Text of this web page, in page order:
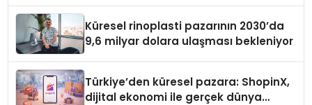
Küresel rinoplasti pazarının 2030’da
9,6 milyar dolara ulaşması bekleniyor
Türkiye’den küresel pazara: ShopinX,
dijital ekonomi ile gerçek dünya